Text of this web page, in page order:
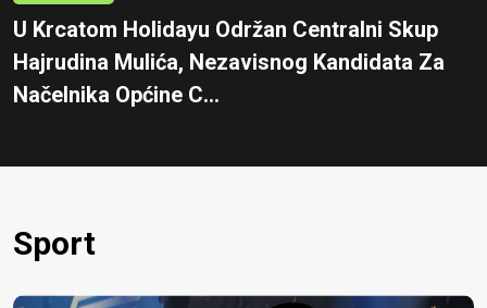
U Krcatom Holidayu Održan Centralni Skup
Hajrudina Mulića, Nezavisnog Kandidata Za
Načelnika Općine C...
Sport